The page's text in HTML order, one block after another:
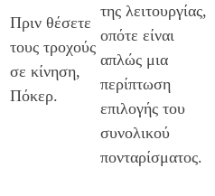
Πριν θέσετε
τους τροχούς
σε κίνηση,
Πόκερ.
της λειτουργίας,
οπότε είναι
απλώς μια
περίπτωση
επιλογής του
συνολικού
πονταρίσματος.